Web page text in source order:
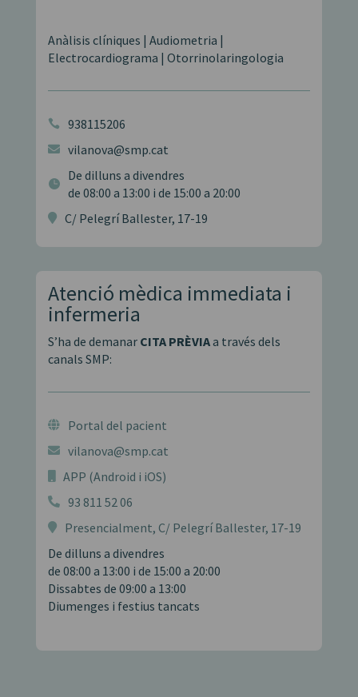
Anàlisis clíniques | Audiometria |
Electrocardiograma | Otorrinolaringologia
 938115206
 vilanova@smp.cat

De dilluns a divendres
de 08:00 a 13:00 i de 15:00 a 20:00
 C/ Pelegrí Ballester, 17-19
Atenció mèdica immediata i
infermeria
S’ha de demanar CITA PRÈVIAa través dels
canals SMP:
 Portal del pacient
 vilanova@smp.cat
APP (Android i iOS)
 93 811 52 06
 Presencialment, C/ Pelegrí Ballester, 17-19
De dilluns a divendres
de 08:00 a 13:00 i de 15:00 a 20:00
Dissabtes de 09:00 a 13:00
Diumenges i festius tancats